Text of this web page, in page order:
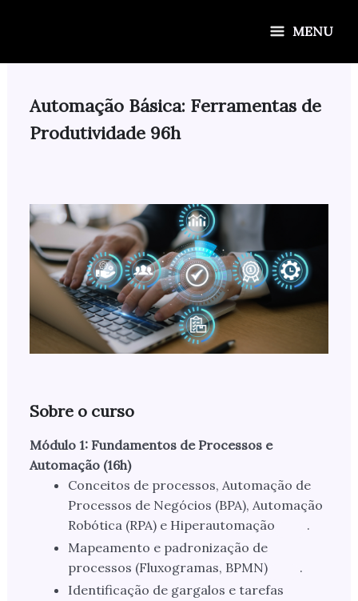
MENU
Automação Básica: Ferramentas de
Produtividade 96h
Sobre o curso
Módulo 1: Fundamentos de Processos e
Automação (16h)
Conceitos de processos, Automação de
Processos de Negócios (BPA), Automação
Robótica (RPA) e Hiperautomação
.
Mapeamento e padronização de
processos (Fluxogramas, BPMN)
.
Identificação de gargalos e tarefas